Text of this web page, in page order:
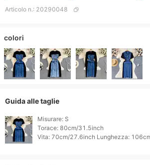
Articolo n.: 20290048
colori
Guida alle taglie
Misurare: S
Torace: 80cm/31.5inch